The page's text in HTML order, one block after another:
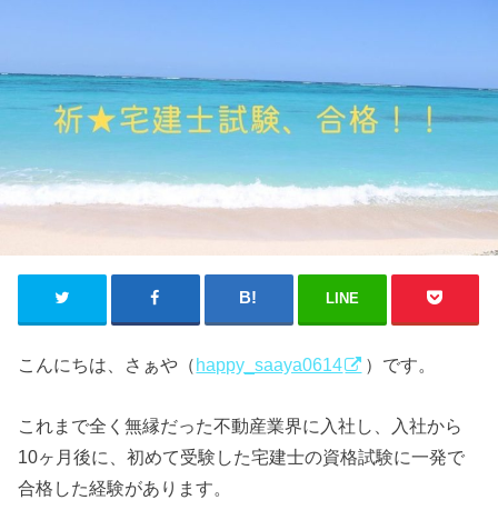
LINE
こんにちは、さぁや（ happy_saaya0614 ）です。
これまで全く無縁だった不動産業界に入社し、入社から
10ヶ月後に、初めて受験した宅建士の資格試験に一発で
合格した経験があります。